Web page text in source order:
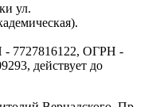
ул.
7727816122, ОГРН -
действует до